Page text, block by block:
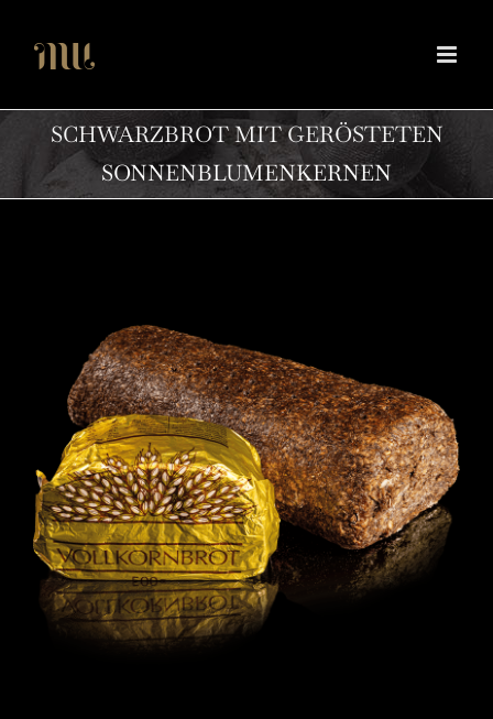
Inhalt
springen
SCHWARZBROT MIT GERÖSTETEN
SONNENBLUMENKERNEN